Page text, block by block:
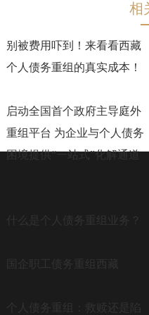
相
别被费用吓到！来看看西藏
个人债务重组的真实成本！
启动全国首个政府主导庭外
重组平台 为企业与个人债务
困境提供“一站式”化解通道
什么是个人债务重组业务？
国企职工债务重组西藏
个人债务重组：救赎还是陷